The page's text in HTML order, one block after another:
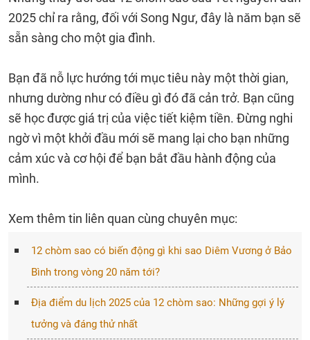
2025 chỉ ra rằng, đối với Song Ngư, đây là năm bạn sẽ
sẵn sàng cho một gia đình.
Bạn đã nỗ lực hướng tới mục tiêu này một thời gian,
nhưng dường như có điều gì đó đã cản trở. Bạn cũng
sẽ học được giá trị của việc tiết kiệm tiền. Đừng nghi
ngờ vì một khởi đầu mới sẽ mang lại cho bạn những
cảm xúc và cơ hội để bạn bắt đầu hành động của
mình.
Xem thêm tin liên quan cùng chuyên mục:
12 chòm sao có biến động gì khi sao Diêm Vương ở Bảo
Bình trong vòng 20 năm tới?
Địa điểm du lịch 2025 của 12 chòm sao: Những gợi ý lý
tưởng và đáng thử nhất